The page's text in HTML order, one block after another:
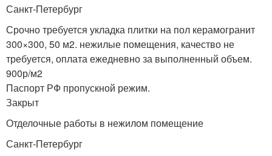
Санкт-Петербург
Срочно требуется укладка плитки на пол керамогранит
300×300, 50 м2. нежилые помещения, качество не
требуется, оплата ежедневно за выполненный объем.
900р/м2
Паспорт РФ пропускной режим.
Закрыт
Отделочные работы в нежилом помещение
Санкт-Петербург